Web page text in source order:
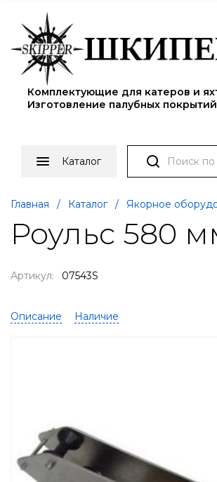
Комплектующие для катеров и
Изготовление палубных
Каталог
Главная / Каталог / Якорное
Роульс 580
Артикул: 07543S
Описание Наличие